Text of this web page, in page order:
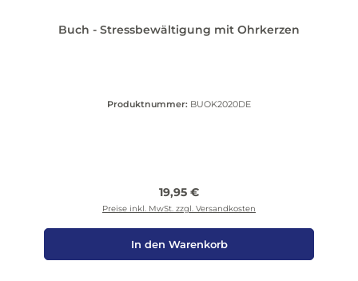
Buch - Stressbewältigung mit Ohrkerzen
Produktnummer: BUOK2020DE
Regulärer Preis:
19,95 €
Preise inkl. MwSt. zzgl. Versandkosten
In den Warenkorb